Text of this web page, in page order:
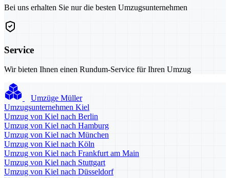
Bei uns erhalten Sie nur die besten Umzugsunternehmen
Service
Wir bieten Ihnen einen Rundum-Service für Ihren Umzug
Umzüge Müller
Umzugsunternehmen Kiel
Umzug von Kiel nach Berlin
Umzug von Kiel nach Hamburg
Umzug von Kiel nach München
Umzug von Kiel nach Köln
Umzug von Kiel nach Frankfurt am Main
Umzug von Kiel nach Stuttgart
Umzug von Kiel nach Düsseldorf